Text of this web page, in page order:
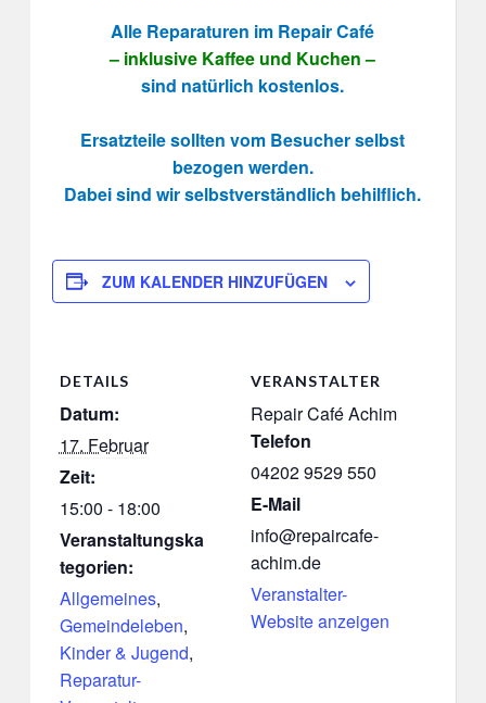
Alle Reparaturen im Repair Café
– inklusive Kaffee und Kuchen –
sind natürlich kostenlos.
Ersatzteile sollten vom Besucher selbst
bezogen werden.
Dabei sind wir selbstverständlich behilflich.
ZUM KALENDER HINZUFÜGEN
DETAILS
Datum:
17. Februar
Zeit:
15:00 - 18:00
Veranstaltungska
tegorien:
Allgemeines,
Gemeindeleben,
Kinder & Jugend,
Reparatur-
VERANSTALTER
Repair Café Achim
Telefon
04202 9529 550
E-Mail
info@repaircafe-
achim.de
Veranstalter-
Website anzeigen